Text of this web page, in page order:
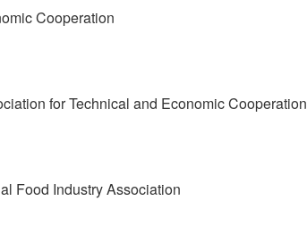
Cooperation
for Technical and Economic Cooperation
Food Industry Association